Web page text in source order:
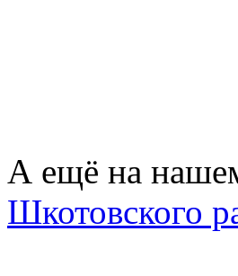
А ещё на
Шкотовского